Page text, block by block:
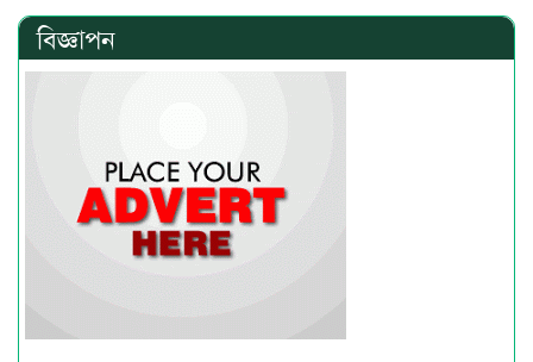
বিজ্ঞাপন